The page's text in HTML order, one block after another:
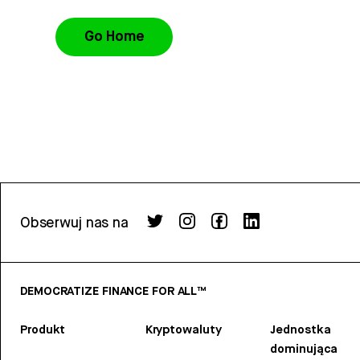
Go Home
Obserwuj nas na
DEMOCRATIZE FINANCE FOR ALL™
Produkt Kryptowaluty
Jednostka
dominująca